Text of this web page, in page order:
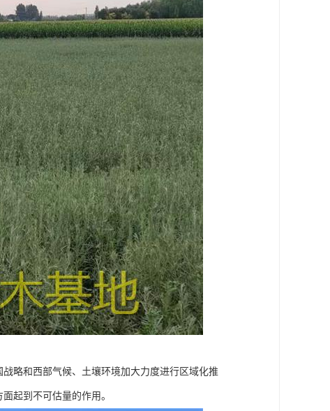
略和西部气候、土壤环境加大力度进行区域化推
起到不可估量的作用。